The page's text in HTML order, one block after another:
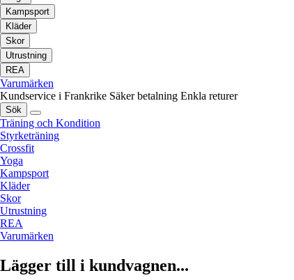
Kampsport
Kläder
Skor
Utrustning
REA
Varumärken
Kundservice i Frankrike Säker betalning Enkla returer
Sök
Träning och Kondition
Styrketräning
Crossfit
Yoga
Kampsport
Kläder
Skor
Utrustning
REA
Varumärken
Lägger till i kundvagnen...